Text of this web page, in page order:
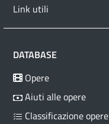
Link utili
DATABASE
Opere
Aiuti alle opere
Classificazione opere